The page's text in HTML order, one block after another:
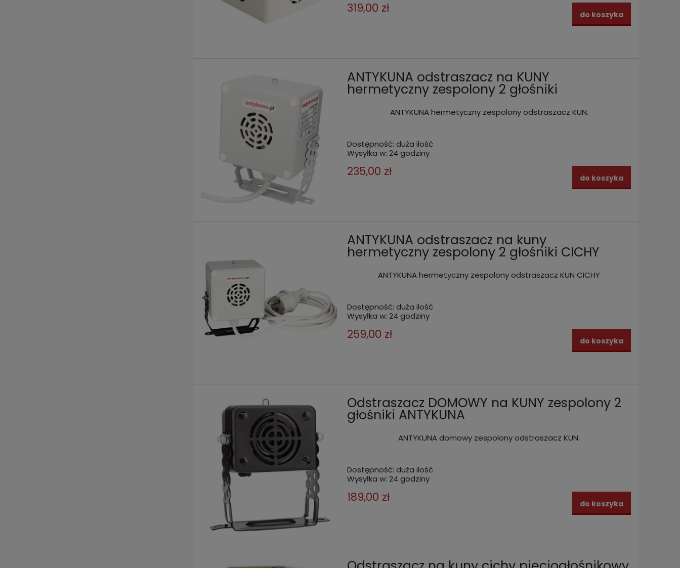
319,00 zł do koszyka
ANTYKUNA odstraszacz na KUNY
hermetyczny zespolony 2 głośniki
ANTYKUNA hermetyczny zespolony odstraszacz KUN.
Dostępność: duża ilość
Wysyłka w: 24 godziny
235,00 zł do koszyka
ANTYKUNA odstraszacz na kuny
hermetyczny zespolony 2 głośniki CICHY
ANTYKUNA hermetyczny zespolony odstraszacz KUN CICHY
Dostępność: duża ilość
Wysyłka w: 24 godziny
259,00 zł do koszyka
Odstraszacz DOMOWY na KUNY zespolony 2
głośniki ANTYKUNA
ANTYKUNA domowy zespolony odstraszacz KUN.
Dostępność: duża ilość
Wysyłka w: 24 godziny
189,00 zł do koszyka